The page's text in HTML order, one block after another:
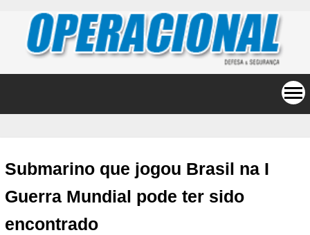
Submarino que jogou Brasil na I
Guerra Mundial pode ter sido
encontrado